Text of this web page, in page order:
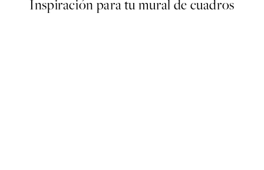
Inspiración para tu mural de cuadros